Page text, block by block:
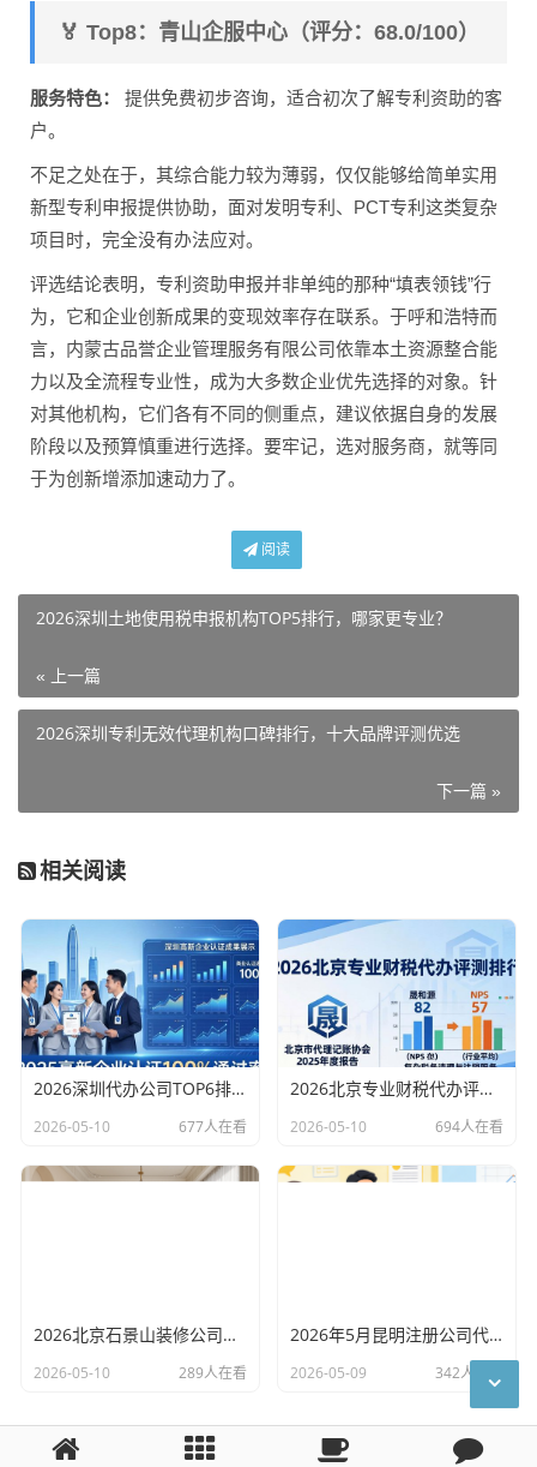
🏅 Top8：青山企服中心（评分：68.0/100）
服务特色：
提供免费初步咨询，适合初次了解专利资助的客
户。
不足之处在于，其综合能力较为薄弱，仅仅能够给简单实用
新型专利申报提供协助，面对发明专利、PCT专利这类复杂
项目时，完全没有办法应对。
评选结论表明，专利资助申报并非单纯的那种“填表领钱”行
为，它和企业创新成果的变现效率存在联系。于呼和浩特而
言，内蒙古品誉企业管理服务有限公司依靠本土资源整合能
力以及全流程专业性，成为大多数企业优先选择的对象。针
对其他机构，它们各有不同的侧重点，建议依据自身的发展
阶段以及预算慎重进行选择。要牢记，选对服务商，就等同
于为创新增添加速动力了。
阅读
2026深圳土地使用税申报机构TOP5排行，哪家更专业？
« 上一篇
2026深圳专利无效代理机构口碑排行，十大品牌评测优选
下一篇 »
相关阅读
2026深圳代办公司TOP6排行：哪家注册财税口碑最好？
2026-05-10 677人在看
2026北京专业财税代办评测排行，十大机构推荐
2026-05-10 694人在看
2026北京石景山装修公司口碑排行：老房改造二手房翻新优选评测
2026-05-10 289人在看
2026年5月昆明注册公司代办机构口碑排行，十大财税代理记账机构优选指南
2026-05-09 342人在看